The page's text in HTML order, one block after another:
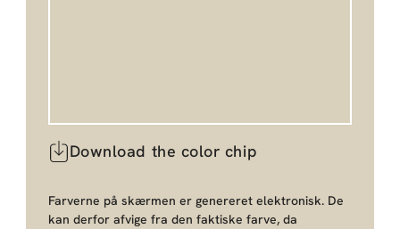
Download the color chip
Farverne på skærmen er genereret elektronisk. De
kan derfor afvige fra den faktiske farve, da